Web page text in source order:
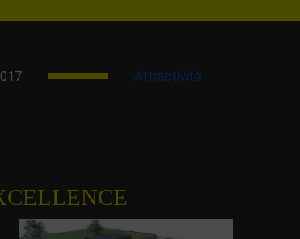
Attractivité